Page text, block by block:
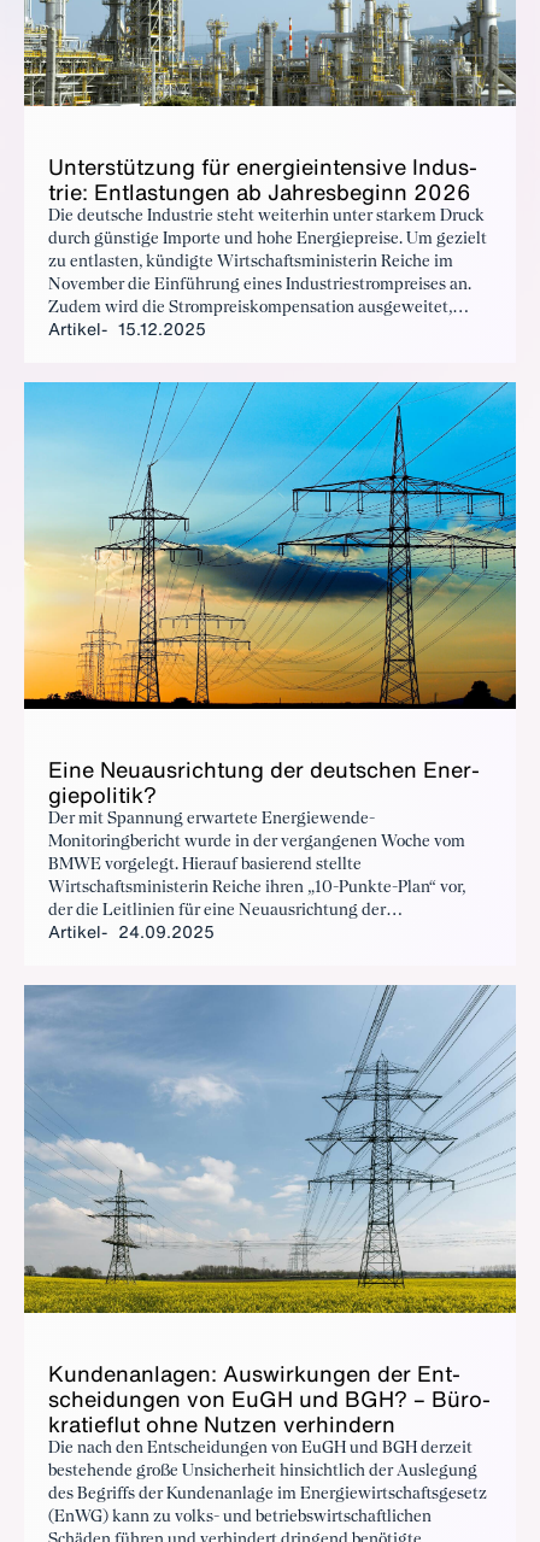
Un­ter­stüt­zung für en­er­gie­in­ten­si­ve In­dus­
trie: Ent­las­tun­gen ab Jah­res­be­ginn 2026
Die deutsche Industrie steht weiterhin unter starkem Druck
durch günstige Importe und hohe Energiepreise. Um gezielt
zu entlasten, kündigte Wirtschaftsministerin Reiche im
November die Einführung eines Industriestrompreises an.
Zudem wird die Strompreiskompensation ausgeweitet,
Zuschüsse zu Übertragungsnetzkosten für 2026 gewährt
jedoch vor Einschränkungen beim Industriestrompreis und
durch Medien entstandenen falschen Erwartungen.
Artikel 15.12.2025
Ei­ne Neu­aus­rich­tung der deut­schen En­er­
gie­po­li­tik?
Der mit Spannung erwartete Energiewende-
Monitoringbericht wurde in der vergangenen Woche vom
BMWE vorgelegt. Hierauf basierend stellte
Wirtschaftsministerin Reiche ihren „10-Punkte-Plan“ vor,
der die Leitlinien für eine Neuausrichtung der
Energiepolitik skizzieren soll. Beide Papiere greifen viele
erhoben hatte.
Artikel 24.09.2025
Kun­den­an­la­gen: Aus­wir­kun­gen der Ent­
schei­dun­gen von Eu­GH und BGH? – Bü­ro­
kra­tie­f­lut oh­ne Nut­zen ver­hin­dern
Die nach den Entscheidungen von EuGH und BGH derzeit
bestehende große Unsicherheit hinsichtlich der Auslegung
des Begriffs der Kundenanlage im Energiewirtschaftsgesetz
(EnWG) kann zu volks- und betriebswirtschaftlichen